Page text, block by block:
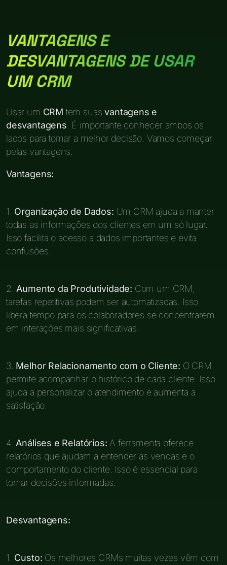
VANTAGENS E
DESVANTAGENS DE USAR
UM CRM
Usar um CRM tem suasvantagens e
desvantagens . É importante conhecer ambos os
lados para tomar a melhor decisão. Vamos começar
pelas vantagens.
Vantagens:
1. Organização de Dados: Um CRM ajuda a manter
todas as informações dos clientes em um só lugar.
Isso facilita o acesso a dados importantes e evita
confusões.
2. Aumento da Produtividade: Com um CRM,
tarefas repetitivas podem ser automatizadas. Isso
libera tempo para os colaboradores se concentrarem
em interações mais significativas.
3. Melhor Relacionamento com o Cliente: O CRM
permite acompanhar o histórico de cada cliente. Isso
ajuda a personalizar o atendimento e aumenta a
satisfação.
4. Análises e Relatórios: A ferramenta oferece
relatórios que ajudam a entender as vendas e o
comportamento do cliente. Isso é essencial para
tomar decisões informadas.
Desvantagens:
1. Custo: Os melhores CRMs muitas vezes vêm com